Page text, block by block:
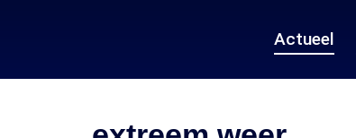
Actueel